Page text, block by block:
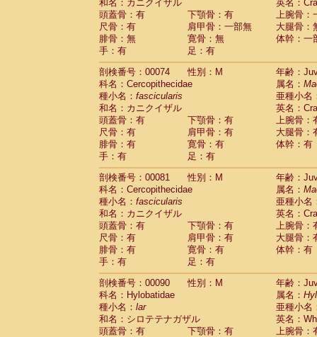
CercopithecidaeTrachypithecus
CercopithecidaeColobinae spp.(0)
CercopithecidaePresbytesinaespp.(0)
CercopithecidaeCercopithecidae
HylobatidaeHoolock hoolock(0)
HylobatidaeHylobates agilis
HylobatidaeHylobates klossii (0)
Hylobatidae
HylobatidaeHylobates moloch(0)
Hylobatidae Hylobates muelleri(0)
HylobatidaeHylobates pileatus(2)
Hylobatidae Hylobates
HylobatidaeHylobateshybrid(0)
HylobatidaeNomascus concolor(0)
HylobatidaeSymphalangus
Hominidae
(0)
Hominidae
Hominidae Gorilla gorilla beringei(0)
Hominidae Gorilla gorilla gorilla(0)
Primates misc.(0)
Scandentia Dendrogale melanura
Scandentia Ptilocercus lowii
Scandentia
Scandentia
ScandentiaTupaia minor
和名：カニクイザル
英名：
頭蓋骨：有
下顎骨：有
上腕骨：
尺骨：有
肩甲骨：一部無
大腿骨：
腓骨：無
寛骨：無
体幹：一
手：有
足：有
剖検番号：00074
性別：M
年齢：
科名：Cercopithecidae
属名：
種小名： fascicularis
亜種小名
和名：カニクイザル
英名：
頭蓋骨：有
下顎骨：有
上腕骨：
尺骨：有
肩甲骨：有
大腿骨：
腓骨：有
寛骨：有
体幹：有
手：有
足：有
剖検番号：00081
性別：M
年齢：
科名：Cercopithecidae
属名：
種小名： fascicularis
亜種小名
和名：カニクイザル
英名：
頭蓋骨：有
下顎骨：有
上腕骨：
尺骨：有
肩甲骨：有
大腿骨：
腓骨：有
寛骨：有
体幹：有
手：有
足：有
剖検番号：00090
性別：M
年齢：
科名：Hylobatidae
属名：
種小名： lar
亜種小名
和名：シロテテナガザル
英名：
頭蓋骨：有
下顎骨：有
上腕骨：